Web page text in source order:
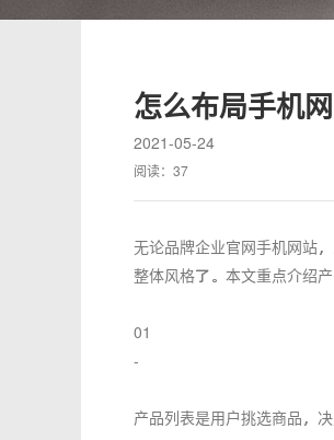
怎么布局手机
2021-05-24
阅读： 37
无论品牌企业官网手机网站
整体风格了。本文重点介绍
01
-
产品列表是用户挑选商品，